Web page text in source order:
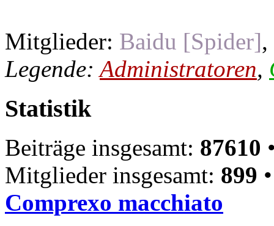
Mitglieder: Baidu [Spider],
Legende:Administratoren,
Statistik
Beiträge insgesamt: 87610
Mitglieder insgesamt: 899
Comprexo macchiato